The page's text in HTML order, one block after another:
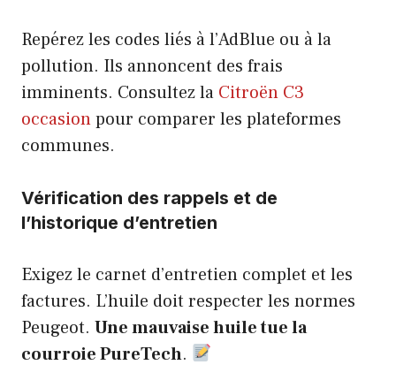
Repérez les codes liés à l’AdBlue ou à la
pollution. Ils annoncent des frais
imminents. Consultez la Citroën C3
occasionpour comparer les plateformes
communes.
Vérification des rappels et de
l’historique d’entretien
Exigez le carnet d’entretien complet et les
factures. L’huile doit respecter les normes
Peugeot. Une mauvaise huile tue la
courroie PureTech.